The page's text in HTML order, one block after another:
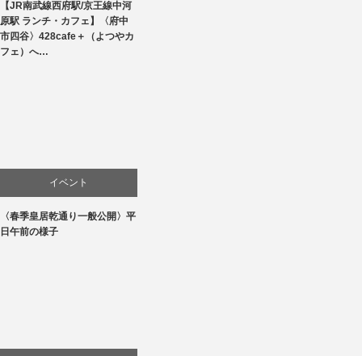
商品紹介
【JR南武線西府駅/京王線中河
原駅 ランチ・カフェ】〈府中
市四谷〉428cafe＋（よつやカ
フェ）へ…
イベント
文化
〈春季皇居乾通り一般公開〉平
日午前の様子